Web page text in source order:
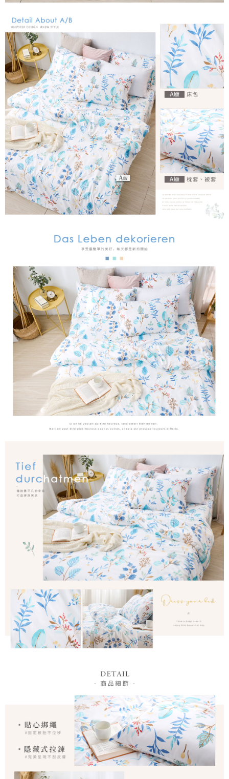
１．透過由恩沛科技股份有限公司提供之「AFTEE先享後付」服務完成之交
易，需依本服務之必要範圍內提供個人資料，並將交易相關給付款項請求債
權轉讓予恩沛科技股份有限公司。
２．關於個人資料處理事宜，請瀏覽以下網址：
https://aftee.tw/terms/#terms3
３．未成年的使用者請事先徵得法定代理人或監護人之同意方可使用
「AFTEE先享後付」，若未經同意申辦者引起之損失，本公司不負相關責
任。
４．使用「AFTEE先享後付」時，將依據個別帳號之用戶狀況，依本公司即
時審查核予不同之上限額度；若仍有額度不足之情形，本公司將視審查結果
請求用戶進行身份認證。
５．嚴禁一人註冊多個帳號或使用他人資訊註冊。若發現惡意使用之情形，
恩沛科技股份有限公司將有權停止該用戶之使用額度並採取法律行動。
付款後7-11取貨
每筆NT$60，滿NT$999(含以上)免運費
新竹貨運
每筆NT$80，滿NT$999(含以上)免運費